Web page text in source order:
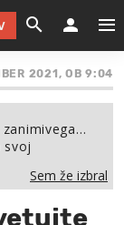
FESTIVAL ZA
ODNOSI
EKO
NA
IZ
GRADIMO &
NA
2021, OB 9:04
svoj
Sem že izbral